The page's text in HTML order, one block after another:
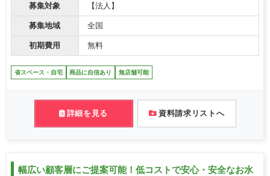
募集対象 【法人】
募集地域 全国
初期費用 無料
省スペース・自宅 商品に自信あり 無店舗可能
詳細を見る 資料請求リストへ
幅広い顧客層にご提案可能！低コストで安心・安全なお水